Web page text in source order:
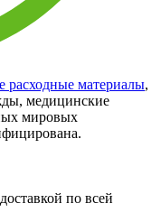
расходные материалы,
медицинские
мировых
по всей